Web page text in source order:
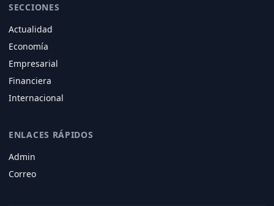
SECCIONES
Actualidad
Economía
Empresarial
Financiera
Internacional
ENLACES RÁPIDOS
Admin
Correo